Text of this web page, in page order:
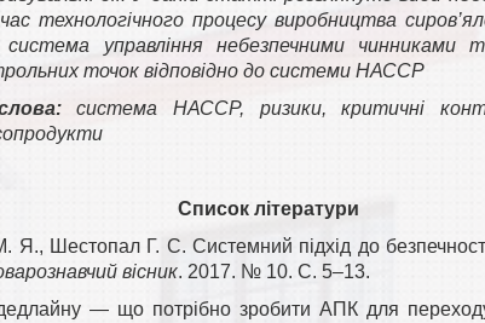
технологічного процесу виробництва
система управління небезпечними чинниками
точок відповідно до системи НАССР
система НАССР, ризики, критичні
Список літератури
Я., Шестопал Г. С. Системний підхід до
вісник. 2017. № 10. С. 5–13.
— що потрібно зробити АПК для